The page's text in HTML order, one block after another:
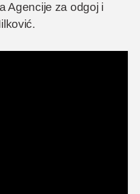
Agencije za odgoj i